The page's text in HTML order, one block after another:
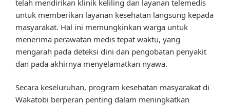
telah mendirikan klinik keliling dan layanan telemedis
untuk memberikan layanan kesehatan langsung kepada
masyarakat. Hal ini memungkinkan warga untuk
menerima perawatan medis tepat waktu, yang
mengarah pada deteksi dini dan pengobatan penyakit
dan pada akhirnya menyelamatkan nyawa.
Secara keseluruhan, program kesehatan masyarakat di
Wakatobi berperan penting dalam meningkatkan